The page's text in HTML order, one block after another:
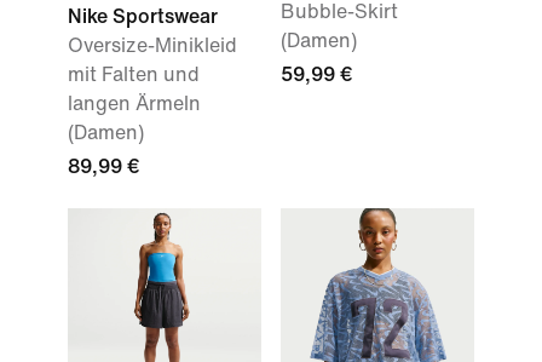
Nike Sportswear
Oversize-Minikleid
mit Falten und
langen Ärmeln
(Damen)
89,99 €
Bubble-Skirt
(Damen)
59,99 €